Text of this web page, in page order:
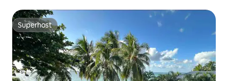
Superhost
Superhost